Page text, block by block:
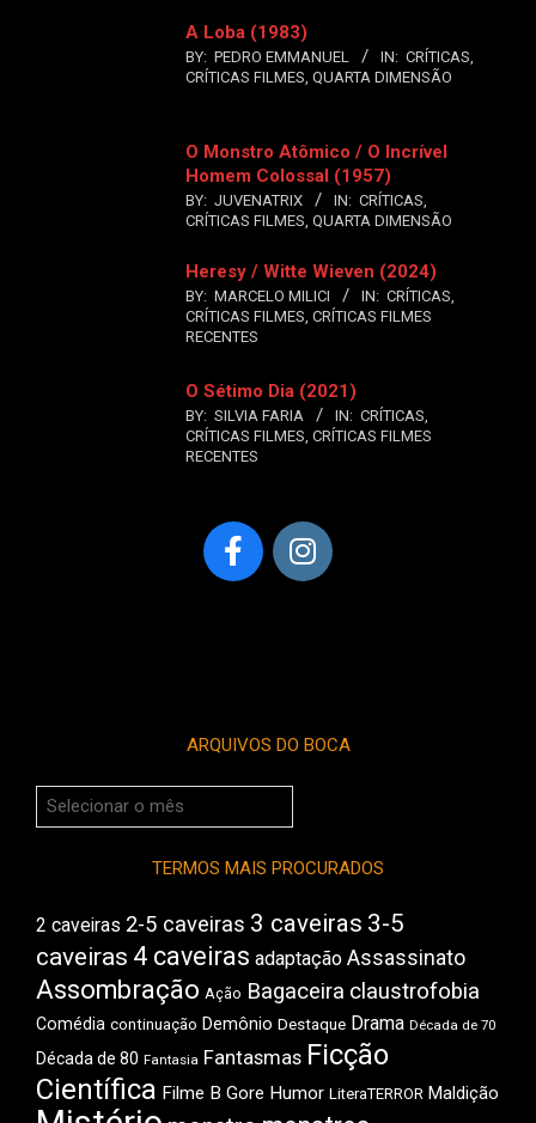
A Loba (1983)
BY: PEDRO EMMANUEL IN: CRÍTICAS
CRÍTICAS FILMES QUARTA DIMENSÃO
O Monstro Atômico / O Incrível
Homem Colossal (1957)
BY: JUVENATRIX IN: CRÍTICAS
CRÍTICAS FILMES QUARTA DIMENSÃO
Heresy / Witte Wieven (2024)
BY: MARCELO MILICI IN: CRÍTICAS
CRÍTICAS FILMES CRÍTICAS FILMES
RECENTES
O Sétimo Dia (2021)
BY: SILVIA FARIA IN: CRÍTICAS
CRÍTICAS FILMES CRÍTICAS FILMES
RECENTES
ARQUIVOS DO BOCA
Arquivos
TERMOS MAIS PROCURADOS
2 caveiras 2-5 caveiras 3 caveiras 3-5
caveiras 4 caveiras adaptação Assassinato
Assombração Ação Bagaceira claustrofobia
Comédia continuação Demônio Destaque Drama Década de 70
Década de 80 Fantasia Fantasmas Ficção
Científica Filme B Gore Humor LiteraTERROR Maldição